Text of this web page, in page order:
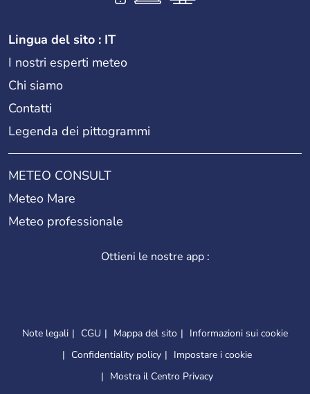
Lingua del sito : IT
I nostri esperti meteo
Chi siamo
Contatti
Legenda dei pittogrammi
METEO CONSULT
Meteo Mare
Meteo professionale
Ottieni le nostre app :
Note legali CGU Mappa del sito
Informazioni sui cookie
Confidentiality policy
Impostare i cookie
Mostra il Centro Privacy